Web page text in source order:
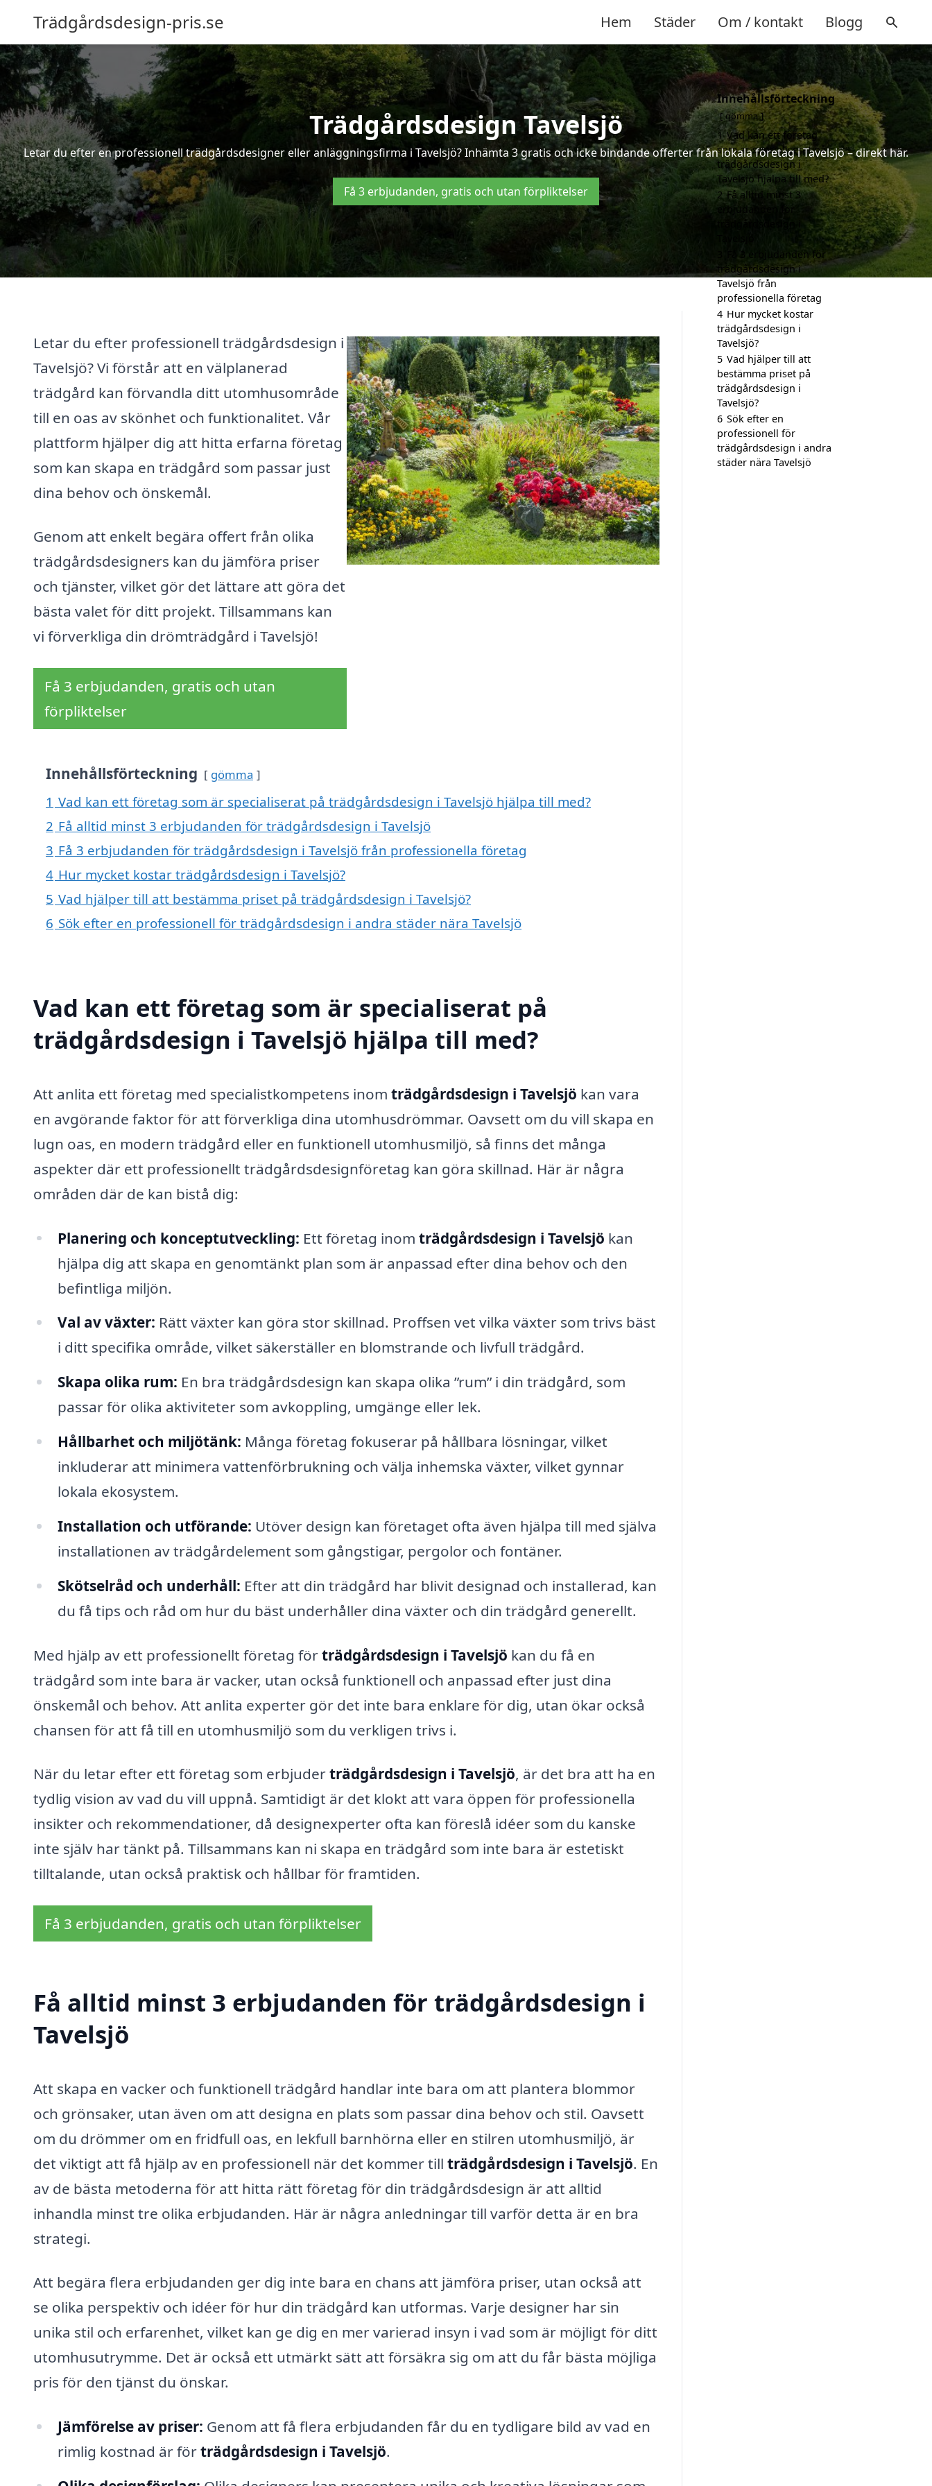
Trädgårdsdesign-pris.se Hem Städer Om / kontakt Blogg
Trädgårdsdesign Tavelsjö
Letar du efter en professionell trädgårdsdesigner eller anläggningsfirma i Tavelsjö? Inhämta 3 gratis och icke bindande offerter från lokala företag i Tavelsjö – direkt här.
Få 3 erbjudanden, gratis och utan förpliktelser
Letar du efter professionell trädgårdsdesign i
Tavelsjö? Vi förstår att en välplanerad
trädgård kan förvandla ditt utomhusområde
till en oas av skönhet och funktionalitet. Vår
plattform hjälper dig att hitta erfarna företag
som kan skapa en trädgård som passar just
dina behov och önskemål.
Genom att enkelt begära offert från olika
trädgårdsdesigners kan du jämföra priser
och tjänster, vilket gör det lättare att göra det
bästa valet för ditt projekt. Tillsammans kan
vi förverkliga din drömträdgård i Tavelsjö!
Få 3 erbjudanden, gratis och utan
förpliktelser
Innehållsförteckning gömma
1 Vad kan ett företag som är specialiserat på trädgårdsdesign i Tavelsjö hjälpa till med?
2 Få alltid minst 3 erbjudanden för trädgårdsdesign i Tavelsjö
3 Få 3 erbjudanden för trädgårdsdesign i Tavelsjö från professionella företag
4 Hur mycket kostar trädgårdsdesign i Tavelsjö?
5 Vad hjälper till att bestämma priset på trädgårdsdesign i Tavelsjö?
6 Sök efter en professionell för trädgårdsdesign i andra städer nära Tavelsjö
Vad kan ett företag som är specialiserat på
trädgårdsdesign i Tavelsjö hjälpa till med?
Att anlita ett företag med specialistkompetens inom trädgårdsdesign i Tavelsjö kan vara
en avgörande faktor för att förverkliga dina utomhusdrömmar. Oavsett om du vill skapa en
lugn oas, en modern trädgård eller en funktionell utomhusmiljö, så finns det många
aspekter där ett professionellt trädgårdsdesignföretag kan göra skillnad. Här är några
områden där de kan bistå dig:
Planering och konceptutveckling: Ett företag inom trädgårdsdesign i Tavelsjö kan
hjälpa dig att skapa en genomtänkt plan som är anpassad efter dina behov och den
befintliga miljön.
Val av växter: Rätt växter kan göra stor skillnad. Proffsen vet vilka växter som trivs bäst
i ditt specifika område, vilket säkerställer en blomstrande och livfull trädgård.
Skapa olika rum: En bra trädgårdsdesign kan skapa olika ”rum” i din trädgård, som
passar för olika aktiviteter som avkoppling, umgänge eller lek.
Hållbarhet och miljötänk: Många företag fokuserar på hållbara lösningar, vilket
inkluderar att minimera vattenförbrukning och välja inhemska växter, vilket gynnar
lokala ekosystem.
Installation och utförande: Utöver design kan företaget ofta även hjälpa till med själva
installationen av trädgårdelement som gångstigar, pergolor och fontäner.
Skötselråd och underhåll: Efter att din trädgård har blivit designad och installerad, kan
du få tips och råd om hur du bäst underhåller dina växter och din trädgård generellt.
Med hjälp av ett professionellt företag förträdgårdsdesign i Tavelsjö kan du få en
trädgård som inte bara är vacker, utan också funktionell och anpassad efter just dina
önskemål och behov. Att anlita experter gör det inte bara enklare för dig, utan ökar också
chansen för att få till en utomhusmiljö som du verkligen trivs i.
När du letar efter ett företag som erbjuderträdgårdsdesign i Tavelsjö, är det bra att ha en
tydlig vision av vad du vill uppnå. Samtidigt är det klokt att vara öppen för professionella
insikter och rekommendationer, då designexperter ofta kan föreslå idéer som du kanske
inte själv har tänkt på. Tillsammans kan ni skapa en trädgård som inte bara är estetiskt
tilltalande, utan också praktisk och hållbar för framtiden.
Få 3 erbjudanden, gratis och utan förpliktelser
Få alltid minst 3 erbjudanden för trädgårdsdesign i
Tavelsjö
Att skapa en vacker och funktionell trädgård handlar inte bara om att plantera blommor
och grönsaker, utan även om att designa en plats som passar dina behov och stil. Oavsett
om du drömmer om en fridfull oas, en lekfull barnhörna eller en stilren utomhusmiljö, är
det viktigt att få hjälp av en professionell när det kommer till trädgårdsdesign i Tavelsjö. En
av de bästa metoderna för att hitta rätt företag för din trädgårdsdesign är att alltid
inhandla minst tre olika erbjudanden. Här är några anledningar till varför detta är en bra
strategi.
Att begära flera erbjudanden ger dig inte bara en chans att jämföra priser, utan också att
se olika perspektiv och idéer för hur din trädgård kan utformas. Varje designer har sin
unika stil och erfarenhet, vilket kan ge dig en mer varierad insyn i vad som är möjligt för ditt
utomhusutrymme. Det är också ett utmärkt sätt att försäkra sig om att du får bästa möjliga
pris för den tjänst du önskar.
Jämförelse av priser: Genom att få flera erbjudanden får du en tydligare bild av vad en
rimlig kostnad är förträdgårdsdesign i Tavelsjö.
Innehållsförteckning
gömma
1 Vad kan ett företag
som är specialiserat på
trädgårdsdesign i
Tavelsjö hjälpa till med?
2 Få alltid minst 3
erbjudanden för
trädgårdsdesign i
Få 3 erbjudanden för
trädgårdsdesign i
Tavelsjö från
professionella företag
4 Hur mycket kostar
trädgårdsdesign i
Tavelsjö?
5 Vad hjälper till att
bestämma priset på
trädgårdsdesign i
Tavelsjö?
6 Sök efter en
professionell för
trädgårdsdesign i andra
städer nära Tavelsjö